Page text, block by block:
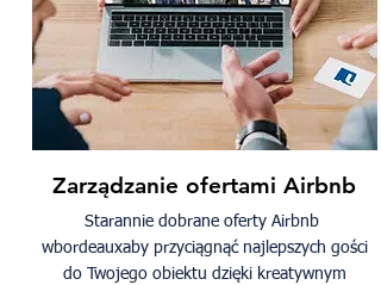
Zarządzanie ofertami Airbnb
Starannie dobrane oferty Airbnb
wbordeauxaby przyciągnąć najlepszych gości
do Twojego obiektu dzięki kreatywnym